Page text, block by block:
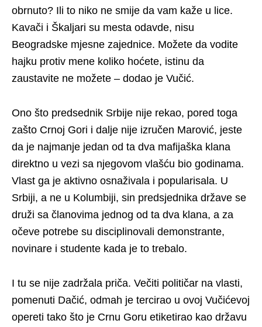
obrnuto? Ili to niko ne smije da vam kaže u lice.
Kavači i Škaljari su mesta odavde, nisu
Beogradske mjesne zajednice. Možete da vodite
hajku protiv mene koliko hoćete, istinu da
zaustavite ne možete – dodao je Vučić.
Ono što predsednik Srbije nije rekao, pored toga
zašto Crnoj Gori i dalje nije izručen Marović, jeste
da je najmanje jedan od ta dva mafijaška klana
direktno u vezi sa njegovom vlašću bio godinama.
Vlast ga je aktivno osnaživala i popularisala. U
Srbiji, a ne u Kolumbiji, sin predsjednika države se
druži sa članovima jednog od ta dva klana, a za
očeve potrebe su disciplinovali demonstrante,
novinare i studente kada je to trebalo.
I tu se nije zadržala priča. Večiti političar na vlasti,
pomenuti Dačić, odmah je tercirao u ovoj Vučićevoj
opereti tako što je Crnu Goru etiketirao kao državu